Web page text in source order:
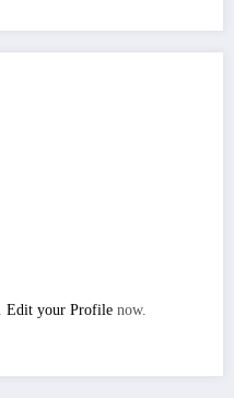
Edit your Profile now.